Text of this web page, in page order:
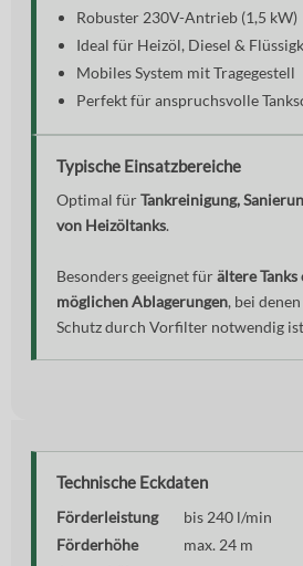
Robuster 230V-Antrieb (1,5 kW)
Ideal für Heizöl, Diesel &
Mobiles System mit Tragegestell
Perfekt für anspruchsvolle
Typische Einsatzbereiche
Optimal fürTankreinigung,
von Heizöltanks.
Besonders geeignet fürältere
möglichen Ablagerungen, bei
Schutz durch Vorfilter notwendig
Technische Eckdaten
Förderleistung
bis 240 l/min
Förderhöhe
max. 24 m